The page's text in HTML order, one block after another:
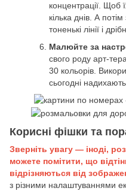
концентрації. Щоб
кілька днів. А
тоненькі лінії і
Малюйте за
свого роду арт-
30 кольорів.
сьогодні
Корисні фішки та
Зверніть увагу — іноді,
можете помітити, що
відрізняються від
з різними налаштуваннями